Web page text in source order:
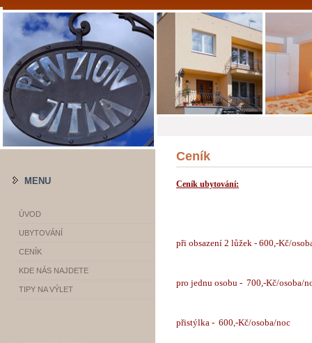
Ceník
Ceník ubytování:
při obsazení 2 lůžek - 600,-Kč/
pro jednu osobu - 700,-Kč/osoba/
přistýlka - 600,-Kč/osoba/noc
MENU
ÚVOD
UBYTOVÁNÍ
CENÍK
KDE NÁS NAJDETE
TIPY NA VÝLET